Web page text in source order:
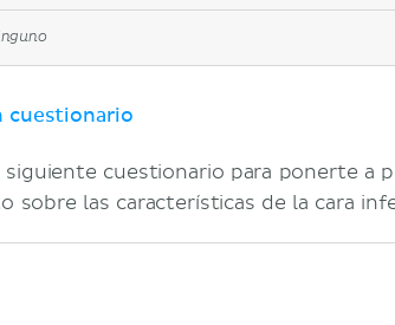
cuestionario
siguiente cuestionario para ponerte a
sobre las características de la cara